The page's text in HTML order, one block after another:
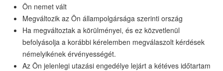
Ön nemet vált
Megváltozik az Ön állampolgársága szerinti ország
Ha megváltoztak a körülményei, és ez közvetlenül
befolyásolja a korábbi kérelemben megválaszolt kérdések
némelyikének érvényességét.
Az Ön jelenlegi utazási engedélye lejárt a kétéves időtartam